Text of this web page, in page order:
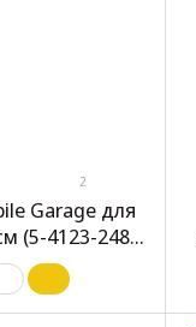
2
Garage для
(5-4123-248-